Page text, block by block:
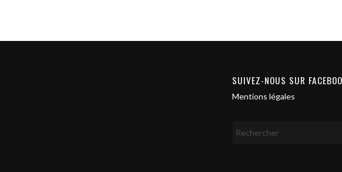
SUIVEZ-NOUS SUR
Mentions légales